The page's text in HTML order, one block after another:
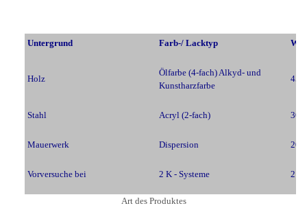
Untergrund Farb-/ Lacktyp
Holz
Ölfarbe (4-fach) Alkyd- und
Kunstharzfarbe
45
Stahl Acryl (2-fach) 30
Mauerwerk Dispersion 20
Vorversuche bei 2 K - Systeme 2 -
Art des Produktes